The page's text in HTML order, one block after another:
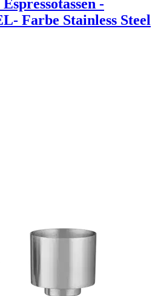
-
Farbe Stainless Steel